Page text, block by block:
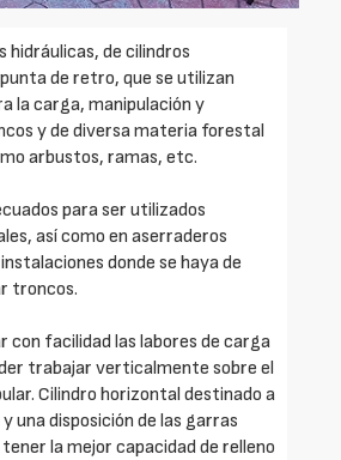
hidráulicas, de cilindros
de retro, que se utilizan
la carga, manipulación y
y de diversa materia forestal
arbustos, ramas, etc.
para ser utilizados
así como en aserraderos
donde se haya de
troncos.
con facilidad las labores de carga
trabajar verticalmente sobre el
Cilindro horizontal destinado a
una disposición de las garras
la mejor capacidad de relleno